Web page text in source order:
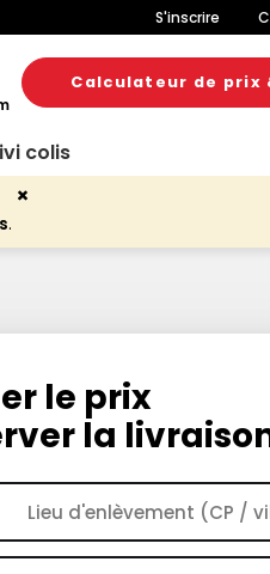
S'inscrire
Calculateur de prix
colis
.
le prix
la